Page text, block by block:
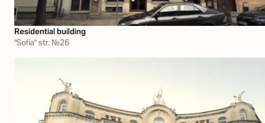
Residential building
"Sofia" str. №26